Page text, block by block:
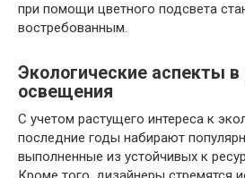
при помощи цветного подсвета
востребованным.
Экологические аспекты в
освещения
С учетом растущего интереса к
последние годы набирают
выполненные из устойчивых к